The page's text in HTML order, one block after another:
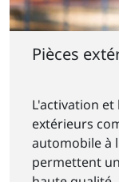
Pièces
L'activation
extérieurs
automobile à
permettent